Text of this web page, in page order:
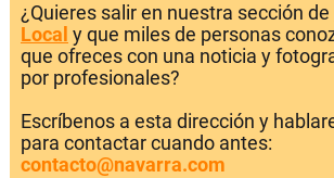
¿Quieres salir en nuestra sección de
Local y que miles de personas
que ofreces con una noticia y
por profesionales?
Escríbenos a esta dirección y
para contactar cuando antes:
contacto@navarra.com